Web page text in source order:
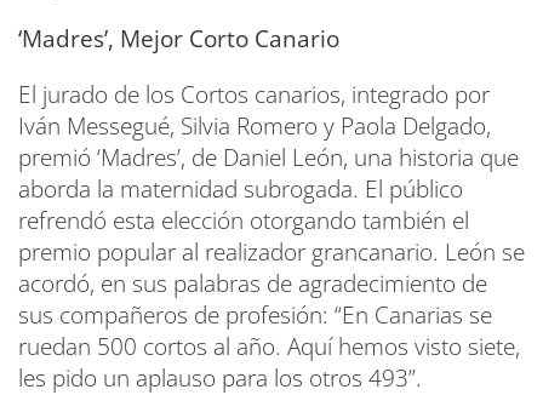
‘Madres’, Mejor Corto Canario
El jurado de los Cortos canarios, integrado por
Iván Messegué, Silvia Romero y Paola Delgado,
premió ‘Madres’, de Daniel León, una historia que
aborda la maternidad subrogada. El público
refrendó esta elección otorgando también el
premio popular al realizador grancanario. León se
acordó, en sus palabras de agradecimiento de
sus compañeros de profesión: “En Canarias se
ruedan 500 cortos al año. Aquí hemos visto siete,
les pido un aplauso para los otros 493”.